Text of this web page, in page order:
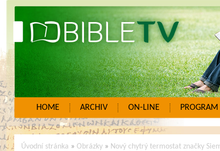
HOME ARCHIV ON-LINE PROGRAM
Úvodní stránka » Obrázky » Nový chytrý termostat značky